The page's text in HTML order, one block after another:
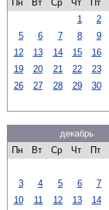
Пн
Вт Ср Чт Пт
1
2
5
6 7 8 9
12
13 14 15 16
19
20 21 22 23
26
27 28 29 30
декабрь
Пн
Вт Ср Чт Пт
3
4 5 6 7
10
11 12 13 14